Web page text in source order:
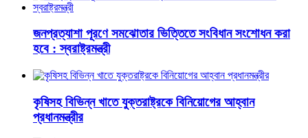
জনপ্রত্যাশা পূরণে সমঝোতার ভিত্তিতে সংবিধান সংশোধন করা
হবে : স্বরাষ্ট্রমন্ত্রী
কৃষিসহ বিভিন্ন খাতে যুক্তরাষ্ট্রকে বিনিয়োগের আহ্বান
প্রধানমন্ত্রীর